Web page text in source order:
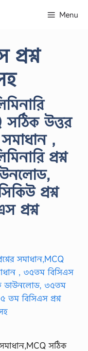
Menu
সঠিক উত্তর
,
প্রশ্ন
প্রশ্ন
প্রশ্ন
সমাধান,MCQ সঠিক